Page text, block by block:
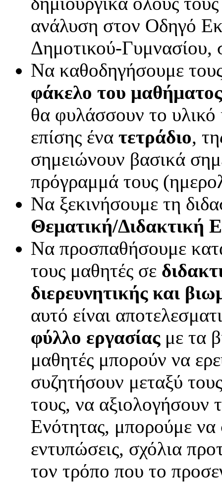
ανάλυση στον Οδηγό
Δημοτικού-
Να καθοδηγήσουμε
φάκελο του μαθήματος
θα φυλάσσουν το υλικό
επίσης ένατετράδιο,
σημειώνουν βασικά
πρόγραμμά τους
Να ξεκινήσουμε τη
Θεματική/Διδακτική
Να προσπαθήσουμε
τους μαθητές σε
διερευνητικής και
αυτό είναι
φύλλο εργασίαςμε τα
μαθητές μπορούν να
συζητήσουν μεταξύ
τους, να αξιολογήσουν
Ενότητας, μπορούμε να
εντυπώσεις, σχόλια
τον τρόπο που το